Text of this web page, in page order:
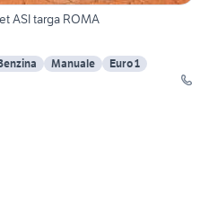
ASI targa ROMA
Manuale
Euro 1